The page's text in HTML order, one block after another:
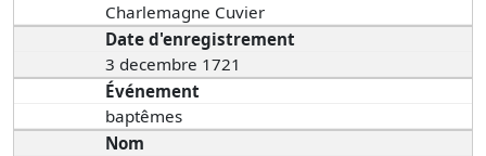
Charlemagne Cuvier
Date d'enregistrement
3 decembre 1721
Événement
baptêmes
Nom